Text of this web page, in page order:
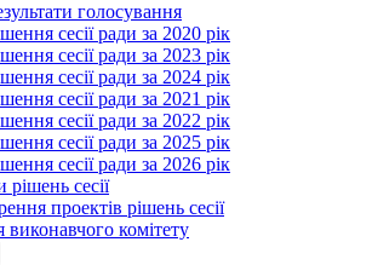
голосування
сесії ради за 2020 рік
сесії ради за 2023 рік
сесії ради за 2024 рік
сесії ради за 2021 рік
сесії ради за 2022 рік
сесії ради за 2025 рік
сесії ради за 2026 рік
сесії
проектів рішень сесії
виконавчого комітету